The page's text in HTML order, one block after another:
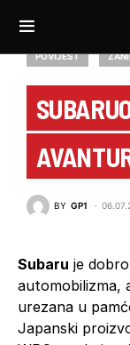
POVIJEST
BY GP1
Subaru je
automobilizma,
urezana u
Japanski